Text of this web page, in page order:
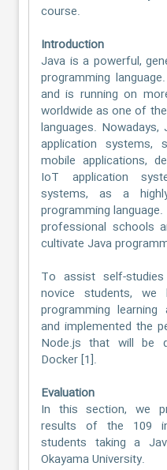
course.
Introduction
Java is a powerful,
programming
and is running on
worldwide as one of
languages.
application systems,
mobile applications,
IoT application
systems, as a
programming
professional schools
cultivate Java
To assist self-
novice students, we
programming
and implemented the
Node.js that will be
Docker [1].
Evaluation
In this section, we
results of the 109
students taking a
Okayama University.